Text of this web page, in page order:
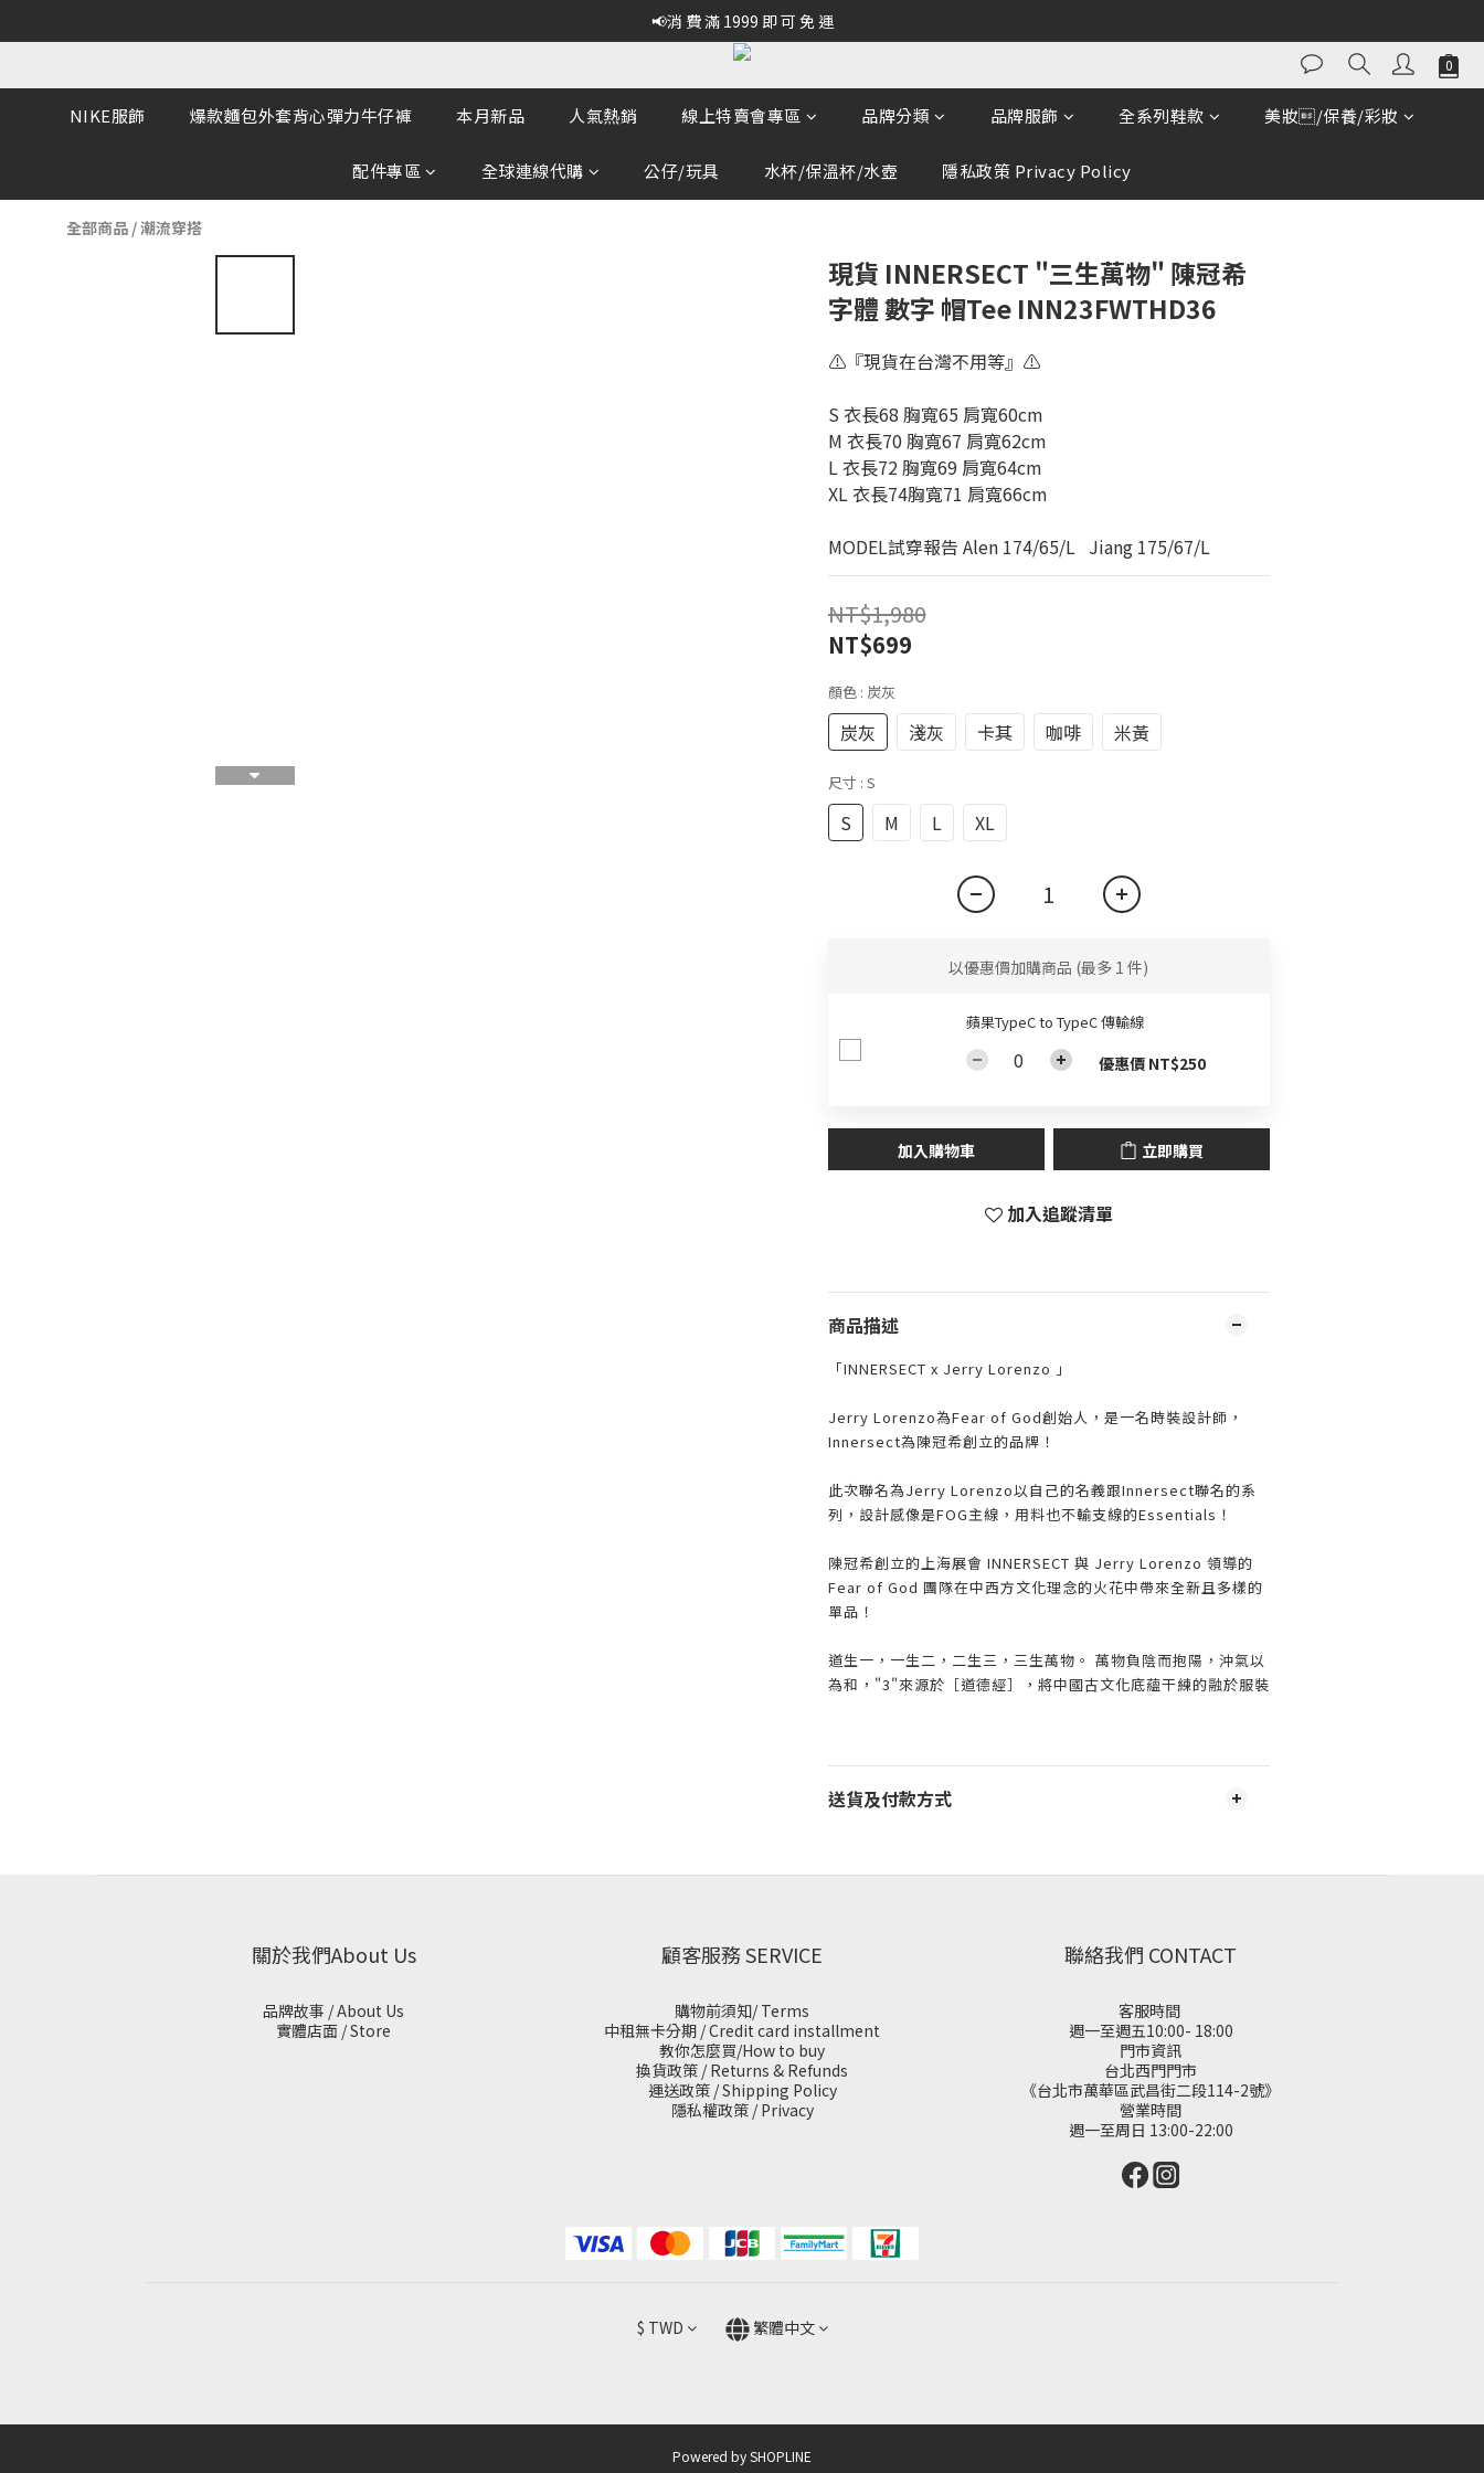
📢消 費 滿 1999 即 可 免 運
NIKE服飾 爆款麵包外套背心彈力牛仔褲 本月新品 人氣熱銷 線上特賣會專區 品牌分類 品牌服飾 全系列鞋款 美妝/保養/彩妝
配件專區 全球連線代購 公仔/玩具 水杯/保溫杯/水壺 隱私政策 Privacy Policy
全部商品 /潮流穿搭
現貨 INNERSECT "三生萬物" 陳冠希
字體 數字 帽Tee INN23FWTHD36
⚠️『現貨在台灣不用等』⚠️
S 衣長68 胸寬65 肩寬60cm
M 衣長70 胸寬67 肩寬62cm
L 衣長72 胸寬69 肩寬64cm
XL 衣長74胸寬71 肩寬66cm
MODEL試穿報告 Alen 174/65/L   Jiang 175/67/L
NT$1,980
NT$699
顏色 : 炭灰
炭灰 淺灰 卡其 咖啡 米黃
尺寸 : S
S M L XL
以優惠價加購商品 (最多 1 件)
蘋果TypeC to TypeC 傳輸線
優惠價 NT$250
加入購物車 立即購買
加入追蹤清單
商品描述
「INNERSECT x Jerry Lorenzo 」
Jerry Lorenzo為Fear of God創始人，是一名時裝設計師，
Innersect為陳冠希創立的品牌！
此次聯名為Jerry Lorenzo以自己的名義跟Innersect聯名的系
列，設計感像是FOG主線，用料也不輸支線的Essentials！
陳冠希創立的上海展會 INNERSECT 與 Jerry Lorenzo 領導的
Fear of God 團隊在中西方文化理念的火花中帶來全新且多樣的
單品！
道生一，一生二，二生三，三生萬物。 萬物負陰而抱陽，沖氣以
為和，"3"來源於［道德經］，將中國古文化底蘊干練的融於服裝
送貨及付款方式
立即購買
關於我們About Us
品牌故事 / About Us
實體店面 / Store
顧客服務 SERVICE
購物前須知/ Terms
中租無卡分期 / Credit card installment
教你怎麼買/How to buy
換貨政策 / Returns & Refunds
運送政策 / Shipping Policy
隱私權政策 / Privacy
聯絡我們 CONTACT
客服時間
週一至週五10:00- 18:00
門市資訊
台北西門門市
《台北市萬華區武昌街二段114-2號》
營業時間
週一至周日 13:00-22:00
$ TWD 繁體中文
Powered by SHOPLINE